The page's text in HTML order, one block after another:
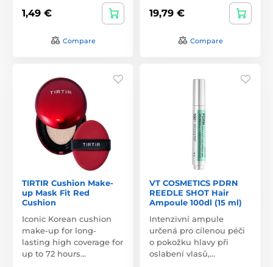
1,49 €
Compare
19,79 €
Compare
TIRTIR Cushion Make-
up Mask Fit Red
Cushion
Iconic Korean cushion
make-up for long-
lasting high coverage for
up to 72 hours…
VT COSMETICS PDRN
REEDLE SHOT Hair
Ampoule 100dl (15 ml)
Intenzivní ampule
určená pro cílenou péči
o pokožku hlavy při
oslabení vlasů,…